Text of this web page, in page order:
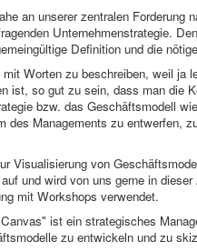
an unserer zentralen Forderung
Unternehmenstrategie.
Definition und die
Worten zu beschreiben, weil ja
ist, so gut zu sein, dass man die
bzw. das Geschäftsmodell
des Managements zu entwerfen,
Visualisierung von
und wird von uns gerne in dieser
mit Workshops verwendet.
ist ein strategisches
zu entwickeln und zu